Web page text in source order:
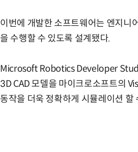
이번에 개발한 소프트웨어는 엔지니
을 수행할 수 있도록 설계됐다.
Microsoft Robotics Developer
3D CAD 모델을 마이크로소프트의
동작을 더욱 정확하게 시뮬레이션 할